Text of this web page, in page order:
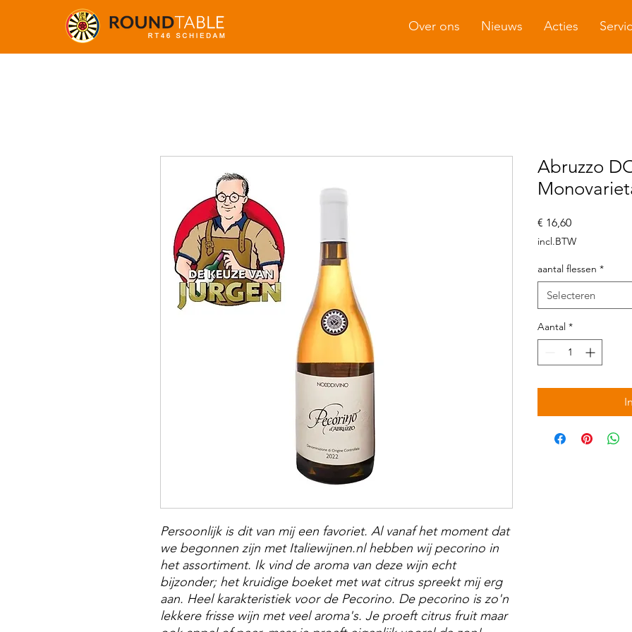
Over ons Nieuws Acties
Persoonlijk is dit van mij een favoriet. Al vanaf het moment dat
we begonnen zijn met Italiewijnen.nl hebben wij pecorino in
het assortiment. Ik vind de aroma van deze wijn echt
bijzonder; het kruidige boeket met wat citrus spreekt mij erg
aan. Heel karakteristiek voor de Pecorino. De pecorino is zo'n
lekkere frisse wijn met veel aroma's. Je proeft citrus fruit maar
Abruzzo
€ 16,60Prijs
incl.BTW
aantal flessen *
Selecteren
Aantal *